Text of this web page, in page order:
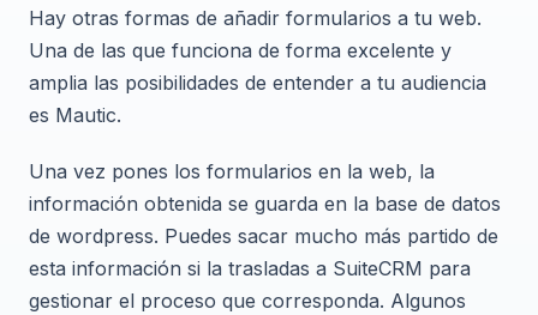
Hay otras formas de añadir formularios a tu web.
Una de las que funciona de forma excelente y
amplia las posibilidades de entender a tu audiencia
es Mautic.
Una vez pones los formularios en la web, la
información obtenida se guarda en la base de datos
de wordpress. Puedes sacar mucho más partido de
esta información si la trasladas a SuiteCRM para
gestionar el proceso que corresponda. Algunos